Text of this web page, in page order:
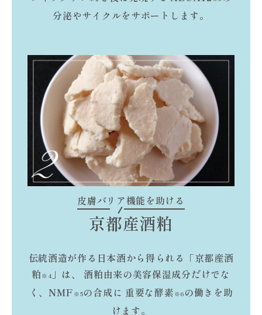
分泌やサイクルをサポートします。
皮膚バリア機能を助ける
京都産酒粕
伝統酒造が作る日本酒から得られる「京都産酒
粕 ※4 」は、
酒粕由来の美容保湿成分だけでな
く、NMF ※5の合成に 重要な酵素 ※6 の働きを助
けます。